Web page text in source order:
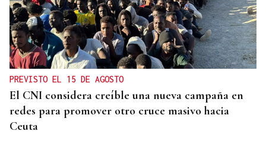
PREVISTO EL 15 DE AGOSTO
El CNI considera creíble una nueva campaña en
redes para promover otro cruce masivo hacia
Ceuta